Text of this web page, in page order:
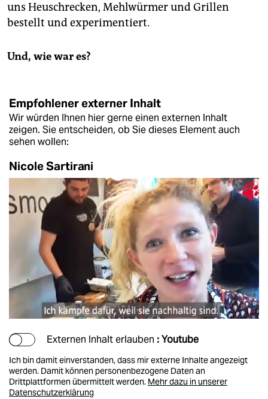
uns Heuschrecken, Mehlwürmer und Grillen
bestellt und experimentiert.
Und, wie war es?
Empfohlener externer Inhalt
Wir würden Ihnen hier gerne einen externen Inhalt
zeigen. Sie entscheiden, ob Sie dieses Element auch
sehen wollen:
Nicole Sartirani
Externen Inhalt erlauben : Youtube
Ich bin damit einverstanden, dass mir externe Inhalte angezeigt
werden. Damit können personenbezogene Daten an
Drittplattformen übermittelt werden. Mehr dazu in unserer
Datenschutzerklärung